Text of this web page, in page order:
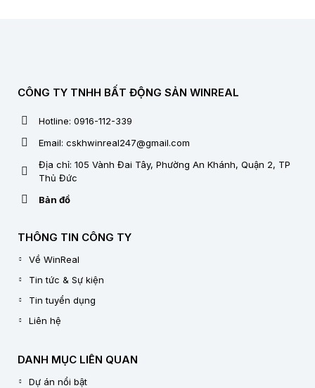
CÔNG TY TNHH BẤT ĐỘNG SẢN WINREAL
Hotline: 0916-112-339
Email: cskhwinreal247@gmail.com
Địa chỉ: 105 Vành Đai Tây, Phường An Khánh, Quận 2, TP
Thủ Đức
Bản đồ
THÔNG TIN CÔNG TY
Về WinReal
Tin tức & Sự kiện
Tin tuyển dụng
Liên hệ
DANH MỤC LIÊN QUAN
Dự án nổi bật